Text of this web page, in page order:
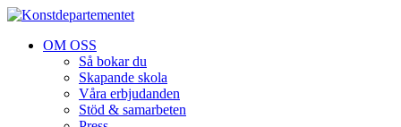
OM OSS
Så bokar du
Skapande skola
Våra erbjudanden
Stöd & samarbeten